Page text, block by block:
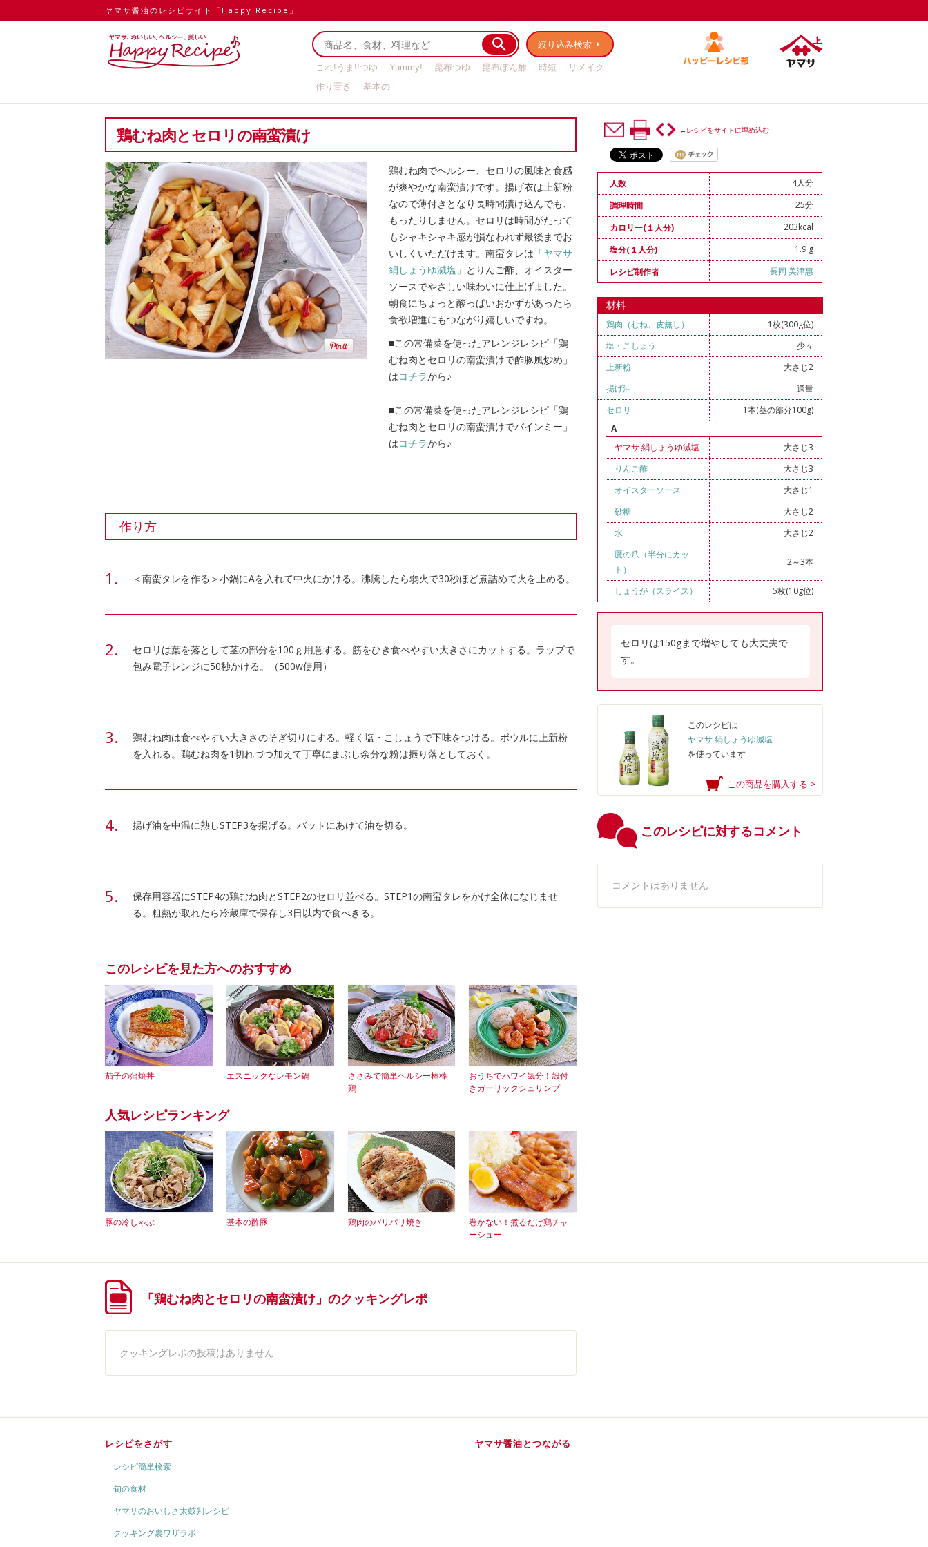
ヤマサ醤油のレシピサイト「Happy Recipe」
絞り込み検索
これ!うま!!つゆ Yummy! 昆布つゆ 昆布ぽん酢 時短
リメイク
作り置き
基本の
鶏むね肉とセロリの南蛮漬け
鶏むね肉でヘルシー、セロリの風味と食感
が爽やかな南蛮漬けです。揚げ衣は上新粉
なので薄付きとなり長時間漬け込んでも、
もったりしません。セロリは時間がたって
もシャキシャキ感が損なわれず最後までお
いしくいただけます。南蛮タレは 「ヤマサ
絹しょうゆ減塩」 とりんご酢、オイスター
ソースでやさしい味わいに仕上げました。
朝食にちょっと酸っぱいおかずがあったら
食欲増進にもつながり嬉しいですね。
■この常備菜を使ったアレンジレシピ「鶏
むね肉とセロリの南蛮漬けで酢豚風炒め」
はコチラから♪
■この常備菜を使ったアレンジレシピ「鶏
むね肉とセロリの南蛮漬けでバインミー」
はコチラから♪
作り方
＜南蛮タレを作る＞小鍋にAを入れて中火にかける。沸騰したら弱火で30秒ほど煮詰めて火を止める。
セロリは葉を落として茎の部分を100ｇ用意する。筋をひき食べやすい大きさにカットする。ラップで
包み電子レンジに50秒かける。（500w使用）
鶏むね肉は食べやすい大きさのそぎ切りにする。軽く塩・こしょうで下味をつける。ボウルに上新粉
を入れる。鶏むね肉を1切れづつ加えて丁寧にまぶし余分な粉は振り落としておく。
揚げ油を中温に熱しSTEP3を揚げる。バットにあけて油を切る。
保存用容器にSTEP4の鶏むね肉とSTEP2のセロリ並べる。STEP1の南蛮タレをかけ全体になじませ
る。粗熱が取れたら冷蔵庫で保存し3日以内で食べきる。
このレシピを見た方へのおすすめ
茄子の蒲焼丼 エスニックなレモン鍋
ささみで簡単ヘルシー棒棒
鶏
おうちでハワイ気分！殻付
きガーリックシュリンプ
人気レシピランキング
豚の冷しゃぶ 基本の酢豚 鶏肉のパリパリ焼き
巻かない！煮るだけ鶏チャ
ーシュー
←レシピをサイトに埋め込む
人数
4人分
調理時間
25分
カロリー(１人分)
203kcal
塩分(１人分)
1.9 g
レシピ制作者
長岡 美津惠
材料
鶏肉（むね、皮無し）
1枚(300g位)
塩 ・ こしょう
少々
上新粉
大さじ2
揚げ油
適量
セロリ
1本(茎の部分100g)
A
ヤマサ 絹しょうゆ減塩
大さじ3
りんご酢
大さじ3
オイスターソース
大さじ1
砂糖
大さじ2
水
大さじ2
鷹の爪（半分にカッ
ト）
2～3本
しょうが（スライス） 5枚(10g位)
セロリは150gまで増やしても大丈夫で
す。
このレシピは
ヤマサ 絹しょうゆ減塩
を使っています
この商品を購入する >
このレシピに対するコメント
コメントはありません
「鶏むね肉とセロリの南蛮漬け」のクッキングレポ
クッキングレポの投稿はありません
レシピをさがす
レシピ簡単検索
旬の食材
ヤマサのおいしさ太鼓判レシピ
クッキング裏ワザラボ
ヤマサ醤油とつながる